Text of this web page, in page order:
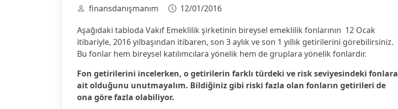
finansdanışmanım
12/01/2016
Aşağıdaki tabloda Vakıf Emeklilik şirketinin bireysel emeklilik fonlarının 12 Ocak
itibariyle, 2016 yılbaşından itibaren, son 3 aylık ve son 1 yıllık getirilerini görebilirsiniz.
Bu fonlar hem bireysel katılımcılara yönelik hem de gruplara yönelik fonlardır.
Fon getirilerini incelerken, o getirilerin farklı türdeki ve risk seviyesindeki fonlara
ait olduğunu unutmayalım. Bildiğiniz gibi riski fazla olan fonların getirileri de
ona göre fazla olabiliyor.